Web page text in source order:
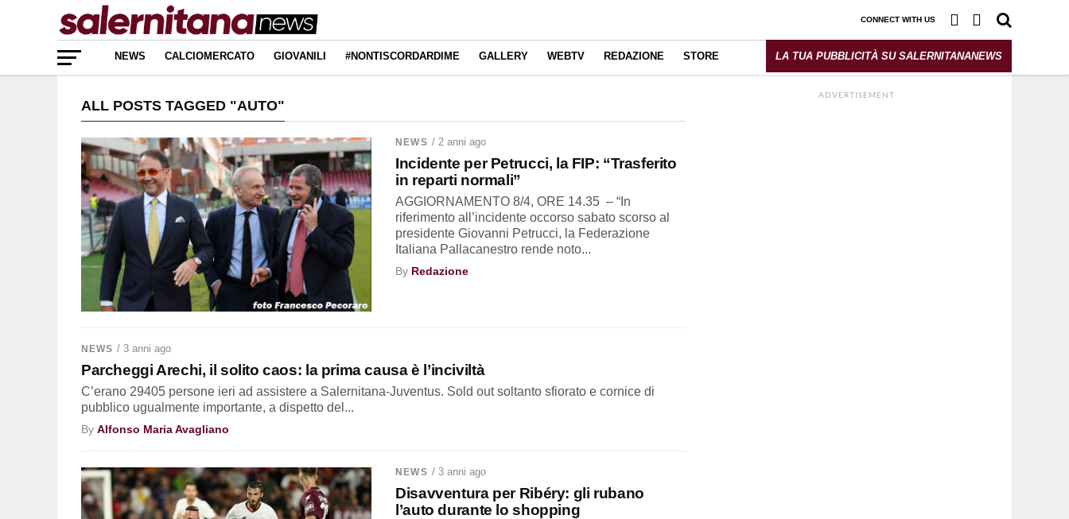
CONNECT WITH US
NEWS CALCIOMERCATO GIOVANILI #NONTISCORDARDIME GALLERY WEBTV REDAZIONE STORE LA TUA PUBBLICITÀ SU SALERNITANANEWS
ALL POSTS TAGGED "AUTO"
NEWS / 2 anni ago
Incidente per Petrucci, la FIP: “Trasferito
in reparti normali”
AGGIORNAMENTO 8/4, ORE 14.35 – “In
riferimento all’incidente occorso sabato scorso al
presidente Giovanni Petrucci, la Federazione
Italiana Pallacanestro rende noto...
By Redazione
NEWS / 3 anni ago
Parcheggi Arechi, il solito caos: la prima causa è l’inciviltà
C’erano 29405 persone ieri ad assistere a Salernitana-Juventus. Sold out soltanto sfiorato e cornice di
pubblico ugualmente importante, a dispetto del...
By Alfonso Maria Avagliano
NEWS / 3 anni ago
Disavventura per Ribéry: gli rubano
l’auto durante lo shopping
ADVERTISEMENT